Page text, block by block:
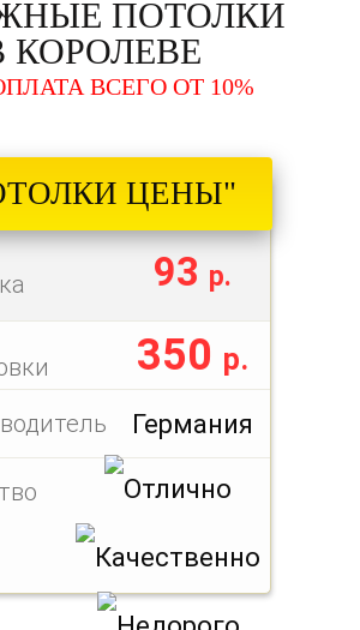
ПОТОЛКИ
КОРОЛЕВЕ
ВСЕГО ОТ 10%
ЦЕНЫ"
93 р.
350 р.
Германия